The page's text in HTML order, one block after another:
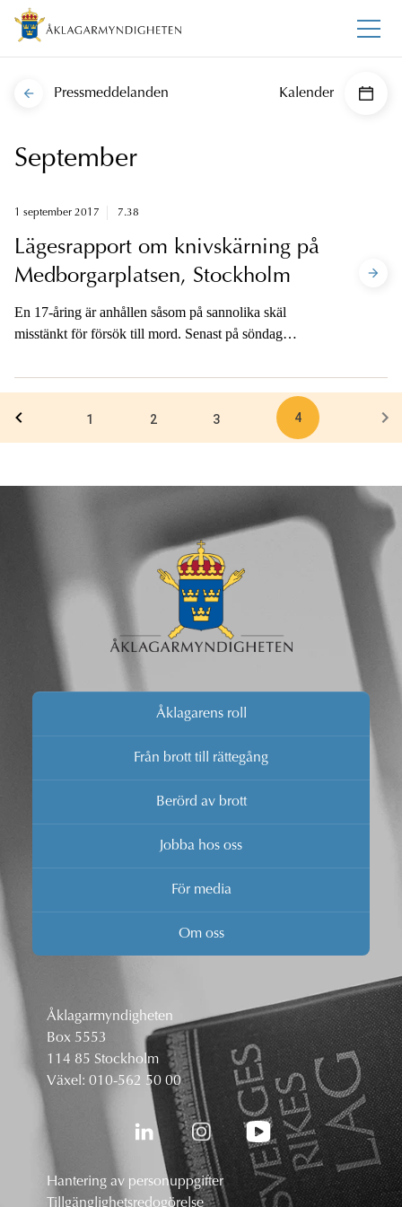
Pressmeddelanden Kalender
September
1 september 2017 7.38
Lägesrapport om knivskärning på
Medborgarplatsen, Stockholm
En 17-åring är anhållen såsom på sannolika skäl
misstänkt för försök till mord. Senast på söndag
ska begäras häktad.
1 2 3 4
Åklagarens roll
Från brott till rättegång
Berörd av brott
Jobba hos oss
För media
Om oss
Åklagarmyndigheten
Box 5553
114 85 Stockholm
Växel: 010-562 50 00
Hantering av personuppgifter
Tillgänglighetsredogörelse